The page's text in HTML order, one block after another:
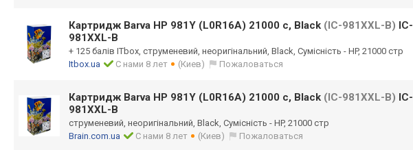
Картридж Barva HP 981Y (L0R16A) 21000 c, Black (IC-981XXL-B) IC-
981XXL-B
+ 125 балів ITbox, струменевий, неоригінальний, Black, Сумісність - HP, 21000 стр
Itbox.ua
С нами 8 лет (Киев) Пожаловаться
Картридж Barva HP 981Y (L0R16A) 21000 c, Black (IC-981XXL-B) IC-
981XXL-B
струменевий, неоригінальний, Black, Сумісність - HP, 21000 стр
Brain.com.ua
С нами 8 лет (Киев) Пожаловаться